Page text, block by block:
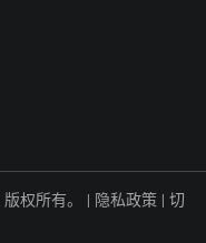
版权所有。 | 隐私政策 | 切